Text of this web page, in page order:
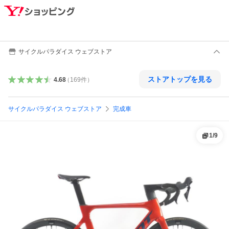
サイクルパラダイス ウェブストア
4.68（ 169件） ストアトップを見る
サイクルパラダイス ウェブストア 完成車
1/9